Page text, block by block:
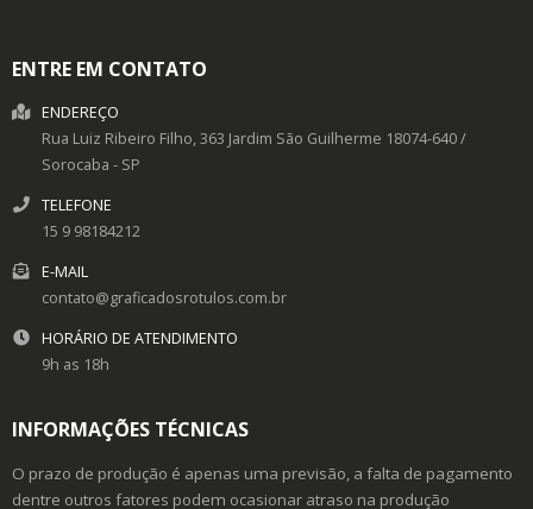
ENTRE EM CONTATO
ENDEREÇO
Rua Luiz Ribeiro Filho, 363 Jardim São Guilherme 18074-640/
Sorocaba - SP
TELEFONE
15 9 98184212
E-MAIL
contato@graficadosrotulos.com.br
HORÁRIO DE ATENDIMENTO
9h as 18h
INFORMAÇÕES TÉCNICAS
O prazo de produção é apenas uma previsão, a falta de pagamento
dentre outros fatores podem ocasionar atraso na produção